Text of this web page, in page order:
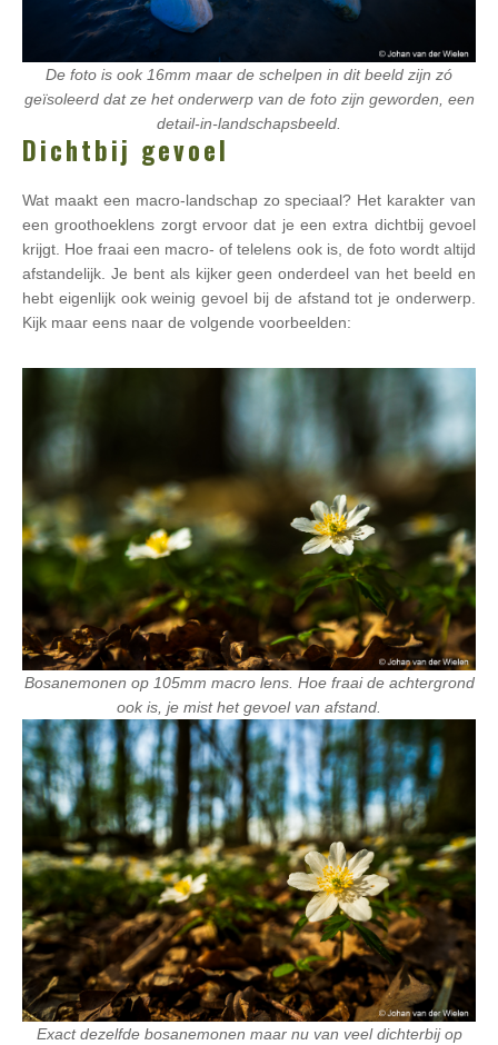
De foto is ook 16mm maar de schelpen in dit beeld zijn zó
geïsoleerd dat ze het onderwerp van de foto zijn geworden, een
detail-in-landschapsbeeld.
Dichtbij gevoel
Wat maakt een macro-landschap zo speciaal? Het karakter van
een groothoeklens zorgt ervoor dat je een extra dichtbij gevoel
krijgt. Hoe fraai een macro- of telelens ook is, de foto wordt altijd
afstandelijk. Je bent als kijker geen onderdeel van het beeld en
hebt eigenlijk ook weinig gevoel bij de afstand tot je onderwerp.
Kijk maar eens naar de volgende voorbeelden:
Bosanemonen op 105mm macro lens. Hoe fraai de achtergrond
ook is, je mist het gevoel van afstand.
Exact dezelfde bosanemonen maar nu van veel dichterbij op